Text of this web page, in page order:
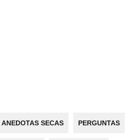
ANEDOTAS SECAS PERGUNTAS